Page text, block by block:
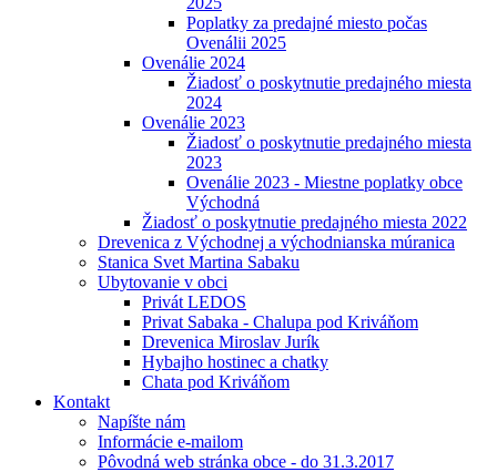
Poplatky za predajné miesto počas
Ovenálii 2025
Ovenálie 2024
Žiadosť o poskytnutie predajného miesta
2024
Ovenálie 2023
Žiadosť o poskytnutie predajného miesta
2023
Ovenálie 2023 - Miestne poplatky obce
Východná
Žiadosť o poskytnutie predajného miesta 2022
Drevenica z Východnej a východnianska múranica
Stanica Svet Martina Sabaku
Ubytovanie v obci
Privát LEDOS
Privat Sabaka - Chalupa pod Kriváňom
Drevenica Miroslav Jurík
Hybajho hostinec a chatky
Chata pod Kriváňom
Kontakt
Napíšte nám
Informácie e-mailom
Pôvodná web stránka obce - do 31.3.2017